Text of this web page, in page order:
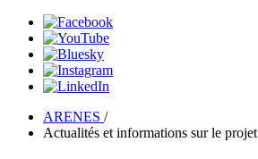
ARENES /
Actualités et informations sur le projet